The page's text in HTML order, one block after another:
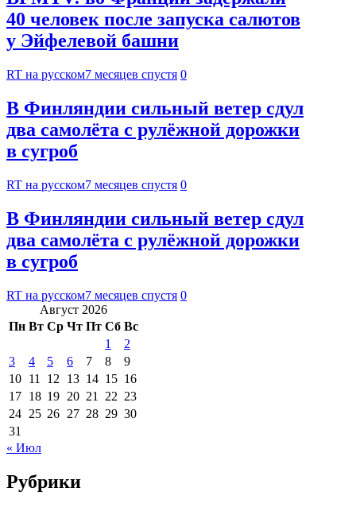
40 человек после запуска салютов
у Эйфелевой башни
RT на русском7 месяцев спустя 0
В Финляндии сильный ветер сдул
два самолёта с рулёжной дорожки
в сугроб
RT на русском7 месяцев спустя 0
В Финляндии сильный ветер сдул
два самолёта с рулёжной дорожки
в сугроб
RT на русском7 месяцев спустя 0
Август 2026
Пн Вт Ср Чт Пт Сб Вс
1
2
3
4 5 6 7 8
9
10 11 12 13 14 15 16
17 18 19 20 21 22 23
24 25 26 27 28 29 30
31
« Июл
Рубрики